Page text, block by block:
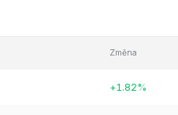
Změna
+1.82%